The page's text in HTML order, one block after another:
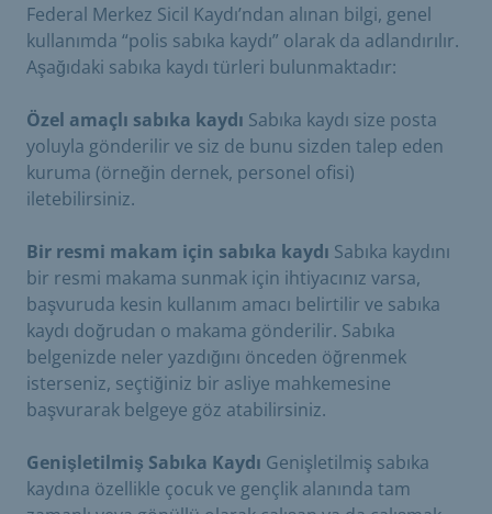
Federal Merkez Sicil Kaydı’ndan alınan bilgi, genel
kullanımda “polis sabıka kaydı” olarak da adlandırılır.
Aşağıdaki sabıka kaydı türleri bulunmaktadır:
Özel amaçlı sabıka kaydı Sabıka kaydı size posta
yoluyla gönderilir ve siz de bunu sizden talep eden
kuruma (örneğin dernek, personel ofisi)
iletebilirsiniz.
Bir resmi makam için sabıka kaydı Sabıka kaydını
bir resmi makama sunmak için ihtiyacınız varsa,
başvuruda kesin kullanım amacı belirtilir ve sabıka
kaydı doğrudan o makama gönderilir. Sabıka
belgenizde neler yazdığını önceden öğrenmek
isterseniz, seçtiğiniz bir asliye mahkemesine
başvurarak belgeye göz atabilirsiniz.
Genişletilmiş Sabıka Kaydı Genişletilmiş sabıka
kaydına özellikle çocuk ve gençlik alanında tam